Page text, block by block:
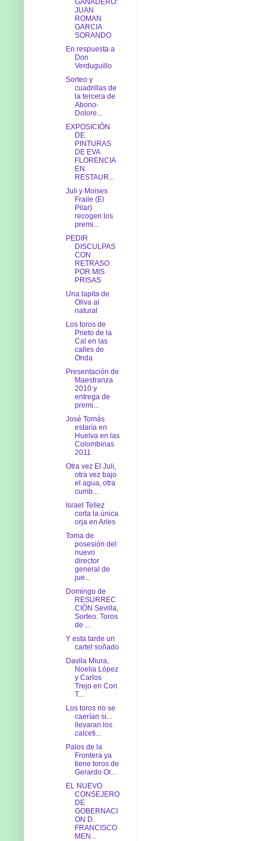
JUAN
ROMAN
GARCIA
SORANDO
En respuesta a
Don
Verduguillo
Sorteo y
cuadrillas de
la tercera de
Abono-
Dolore...
EXPOSICIÓN
DE
PINTURAS
DE EVA
FLORENCIA
EN
RESTAUR...
Juli y Moises
Fraile (El
Pilar)
recogen los
premi...
PEDIR
DISCULPAS
CON
RETRASO
POR MIS
PRISAS
Una tapita de
Oliva al
natural
Los toros de
Prieto de la
Cal en las
calles de
Onda
Presentación de
Maestranza
2010 y
entrega de
premi...
José Tomás
estaría en
Huelva en las
Colombinas
2011
Otra vez El Juli,
otra vez bajo
el agua, otra
cumb...
Israel Tellez
corta la única
orja en Arles
Toma de
posesión del
nuevo
director
general de
jue...
Domingo de
RESURREC
CIÓN Sevilla,
Sorteo. Toros
de ...
Y esta tarde un
cartel soñado
Davila Miura,
Noelia López
y Carlos
Trejo en Con
T...
Los toros no se
caerían si...
llevaran los
calceti...
Palos de la
Frontera ya
tiene toros de
Gerardo Or...
EL NUEVO
CONSEJERO
DE
GOBERNACI
ON D.
FRANCISCO
MEN...